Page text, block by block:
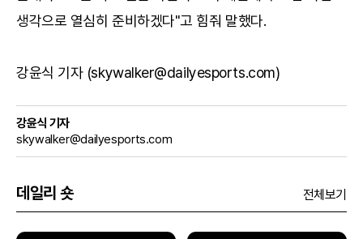
생각으로 열심히 준비하겠다"고 힘줘 말했다.
강윤식 기자 (skywalker@dailyesports.com)
강윤식 기자
skywalker@dailyesports.com
데일리 숏 전체보기